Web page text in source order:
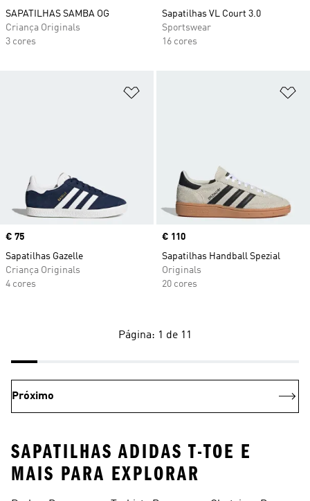
SAPATILHAS SAMBA OG
Criança Originals
3 cores
Sapatilhas VL Court 3.0
Sportswear
16 cores
Price
€ 75
Sapatilhas Gazelle
Criança Originals
4 cores
Price
€ 110
Sapatilhas Handball Spezial
Originals
20 cores
Página: 1 de 11
Próximo
SAPATILHAS ADIDAS T-TOE E
MAIS PARA EXPLORAR